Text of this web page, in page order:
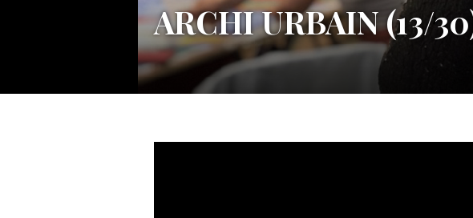
ARCHI URBAIN (13/